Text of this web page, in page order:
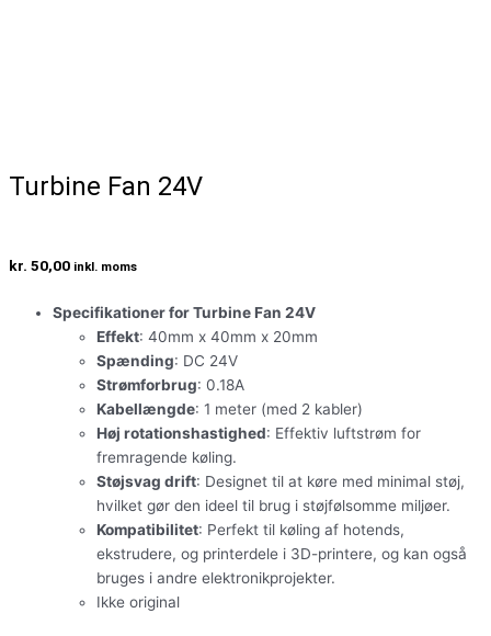
Turbine Fan 24V
kr. 50,00 inkl. moms
Specifikationer for Turbine Fan 24V
Effekt: 40mm x 40mm x 20mm
Spænding: DC 24V
Strømforbrug: 0.18A
Kabellængde: 1 meter (med 2 kabler)
Høj rotationshastighed: Effektiv luftstrøm for
fremragende køling.
Støjsvag drift: Designet til at køre med minimal støj,
hvilket gør den ideel til brug i støjfølsomme miljøer.
Kompatibilitet: Perfekt til køling af hotends,
ekstrudere, og printerdele i 3D-printere, og kan også
bruges i andre elektronikprojekter.
Ikke original